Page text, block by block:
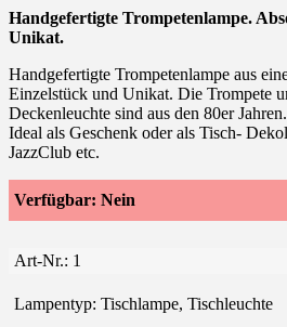
Handgefertigte Trompetenlampe.
Unikat.
Handgefertigte Trompetenlampe aus
Einzelstück und Unikat. Die Trompete
Deckenleuchte sind aus den 80er Jahren.
Ideal als Geschenk oder als Tisch-
JazzClub etc.
Verfügbar: Nein
Art-Nr.: 1
Lampentyp: Tischlampe, Tischleuchte